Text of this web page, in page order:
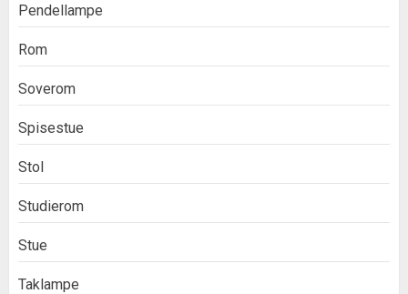
Pendellampe
Rom
Soverom
Spisestue
Stol
Studierom
Stue
Taklampe